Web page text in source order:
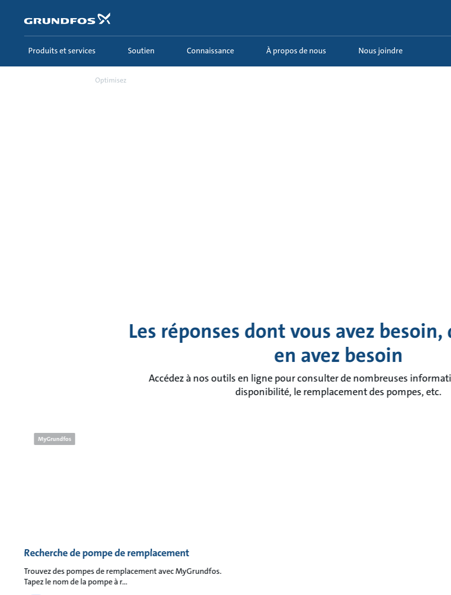
principal
Produits et services
Soutien Connaissance À propos de nous Nous joindre
Optimisez
Les réponses dont vous avez
en avez besoin
Accédez à nos outils en ligne pour consulter de nombreuses
disponibilité, le remplacement des pompes, etc.
MyGrundfos
Recherche de pompe de remplacement
Trouvez des pompes de remplacement avec MyGrundfos.
Tapez le nom de la pompe à r